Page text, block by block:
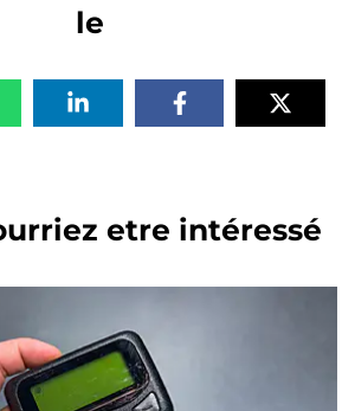
le
etre intéressé...